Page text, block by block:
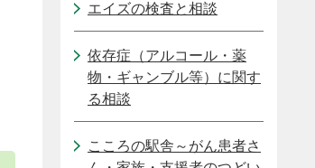
エイズの検査と相談
依存症（アルコール・薬
物・ギャンブル等）に関す
る相談
こころの駅舎～がん患者さ